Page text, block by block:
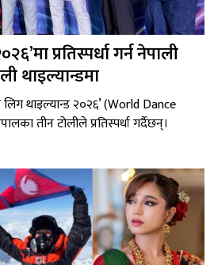
प्रतिस्पर्धा गर्न नेपाली
थाइल्यान्डमा
लिग थाइल्यान्ड २०२६’ (World Dance
तीन टोलीले प्रतिस्पर्धा गर्दैछन्।